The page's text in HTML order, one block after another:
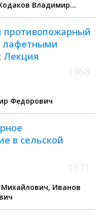
лафетными
Лекция
Федорович
в сельской
Иванов